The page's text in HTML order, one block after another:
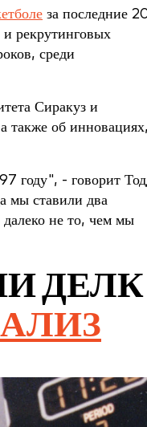
за последние
рекрутинговых
среди
Сиракуз и
а также об
году", - говорит
мы ставили два
не то, чем мы
ДЕЛК